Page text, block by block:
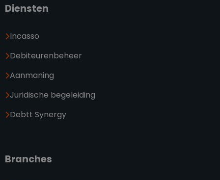
Diensten
Incasso
Debiteurenbeheer
Aanmaning
Juridische begeleiding
Debtt Synergy
Branches